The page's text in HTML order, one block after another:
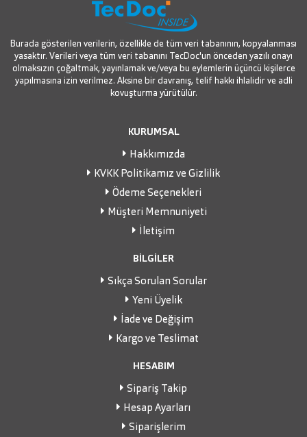
Burada gösterilen verilerin, özellikle de tüm veri tabanının, kopyalanması
yasaktır. Verileri veya tüm veri tabanını TecDoc'un önceden yazılı onayı
olmaksızın çoğaltmak, yayınlamak ve/veya bu eylemlerin üçüncü kişilerce
yapılmasına izin verilmez. Aksine bir davranış, telif hakkı ihlalidir ve adli
kovuşturma yürütülür.
KURUMSAL
Hakkımızda
KVKK Politikamız ve Gizlilik
Ödeme Seçenekleri
Müşteri Memnuniyeti
İletişim
BİLGİLER
Sıkça Sorulan Sorular
Yeni Üyelik
İade ve Değişim
Kargo ve Teslimat
HESABIM
Sipariş Takip
Hesap Ayarları
Siparişlerim